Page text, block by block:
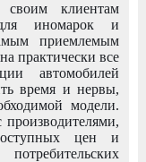
своим клиентам
для иномарок и
приемлемым
практически все
автомобилей
время и нервы,
модели.
цен и